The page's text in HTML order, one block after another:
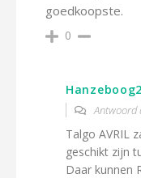
goedkoopste.
0
Antwoord
Talgo AVRIL
geschikt zijn
Daar kunnen